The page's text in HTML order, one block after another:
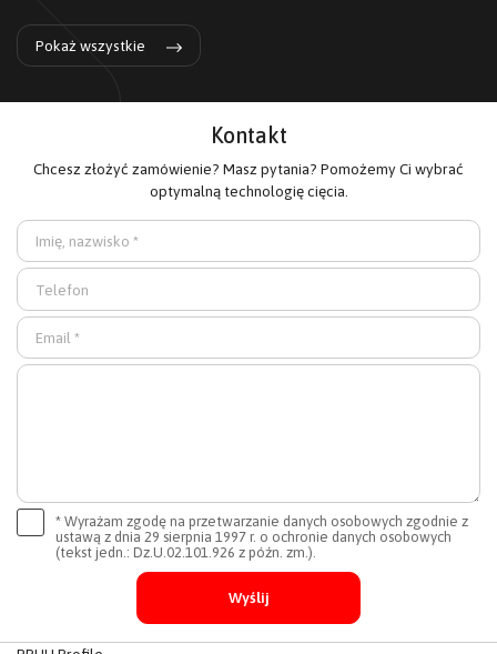
Pokaż wszystkie
Kontakt
Chcesz złożyć zamówienie? Masz pytania? Pomożemy Ci wybrać
optymalną technologię cięcia.
* Wyrażam zgodę na przetwarzanie danych osobowych zgodnie z
ustawą z dnia 29 sierpnia 1997 r. o ochronie danych osobowych
(tekst jedn.: Dz.U.02.101.926 z późn. zm.).